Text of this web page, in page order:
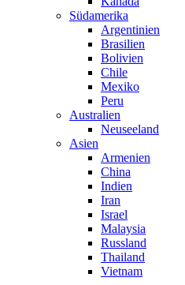
Südamerika
Argentinien
Brasilien
Bolivien
Chile
Mexiko
Peru
Australien
Neuseeland
Asien
Armenien
China
Indien
Iran
Israel
Malaysia
Russland
Thailand
Vietnam